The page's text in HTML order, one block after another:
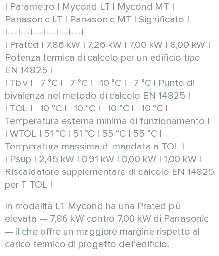
| Parametro | Mycond LT | Mycond MT |
Panasonic LT | Panasonic MT | Significato |
|---|---|---|---|---|---|
| Prated | 7,86 kW | 7,26 kW | 7,00 kW | 8,00 kW |
Potenza termica di calcolo per un edificio tipo
EN 14825 |
| Tbiv | −7 °C | −7 °C | −10 °C | −7 °C | Punto di
bivalenza nel metodo di calcolo EN 14825 |
| TOL | −10 °C | −10 °C | −10 °C | −10 °C |
Temperatura esterna minima di funzionamento |
| WTOL | 51 °C | 51 °C | 55 °C | 55 °C |
Temperatura massima di mandata a TOL |
| Psup | 2,45 kW | 0,91 kW | 0,00 kW | 1,00 kW |
Riscaldatore supplementare di calcolo EN 14825
per T TOL |
In modalità LT Mycond ha una Prated più
elevata — 7,86 kW contro 7,00 kW di Panasonic
— il che offre un maggiore margine rispetto al
carico termico di progetto dell'edificio.